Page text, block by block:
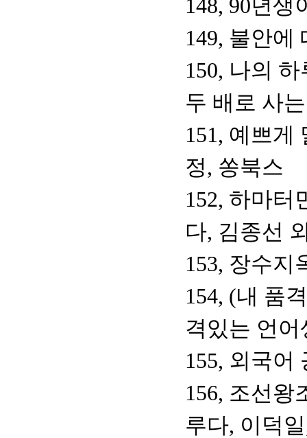
148, 90년생
149, 불안에
150, 나의
두 배로 사
151, 예쁘게
정, 쏭북스
152, 하마터
다, 김종선
153, 장수지
154, (내 품
격있는 언
155, 외국어
156, 조선왕
루다, 이덕